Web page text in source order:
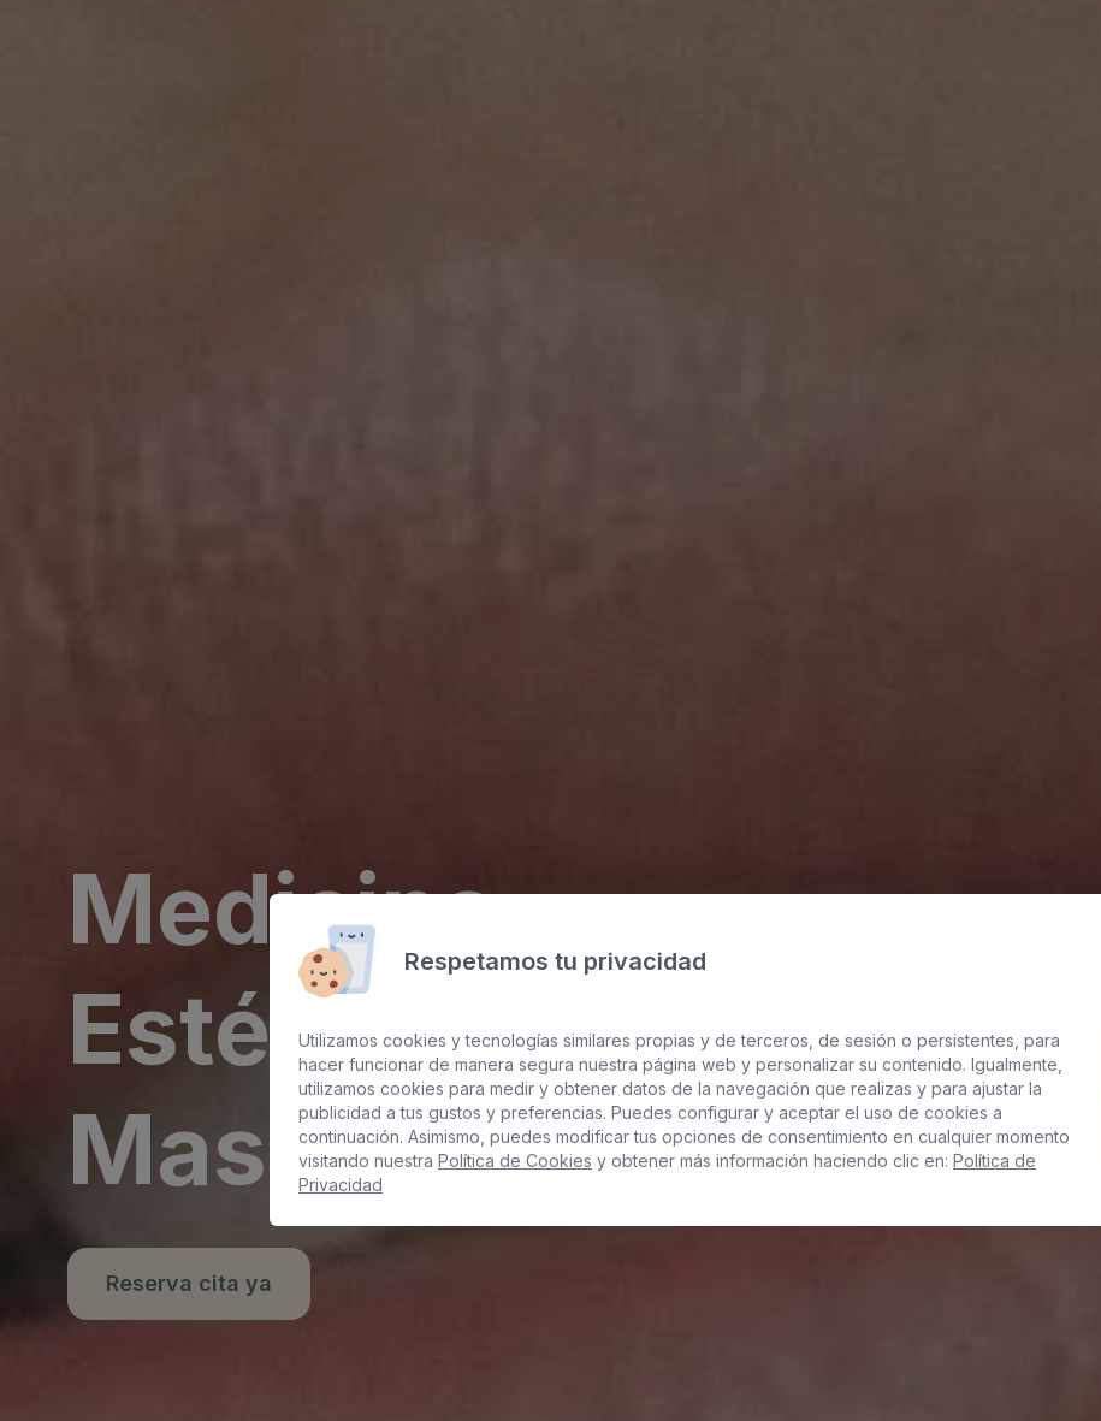
Medicina
Estética en
Maspalomas
Reserva cita ya
Respetamos tu privacidad
Utilizamos cookies y tecnologías similares propias y de terceros, de sesión o persistentes, para
hacer funcionar de manera segura nuestra página web y personalizar su contenido. Igualmente,
utilizamos cookies para medir y obtener datos de la navegación que realizas y para ajustar la
publicidad a tus gustos y preferencias. Puedes configurar y aceptar el uso de cookies a
continuación. Asimismo, puedes modificar tus opciones de consentimiento en cualquier momento
visitando nuestra Política de Cookies y obtener más información haciendo clic en: Política de
Privacidad